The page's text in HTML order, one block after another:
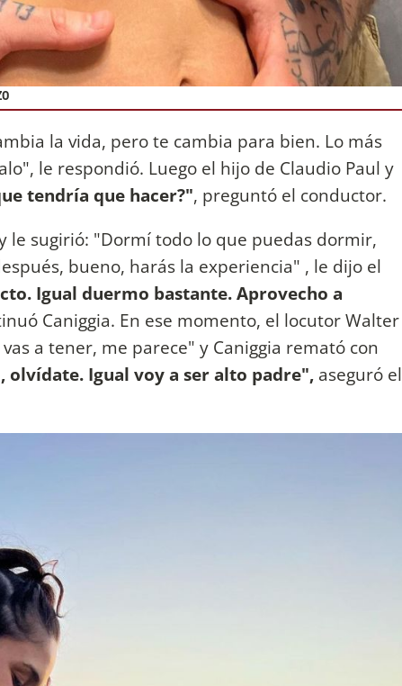
la vida, pero te cambia para bien. Lo más
le respondió. Luego el hijo de Claudio Paul y
tendría que hacer?", preguntó el conductor.
le sugirió: "Dormí todo lo que puedas dormir,
bueno, harás la experiencia" , le dijo el
Igual duermo bastante. Aprovecho a
Caniggia. En ese momento, el locutor Walter
a tener, me parece" y Caniggia remató con
olvídate. Igual voy a ser alto padre", aseguró el